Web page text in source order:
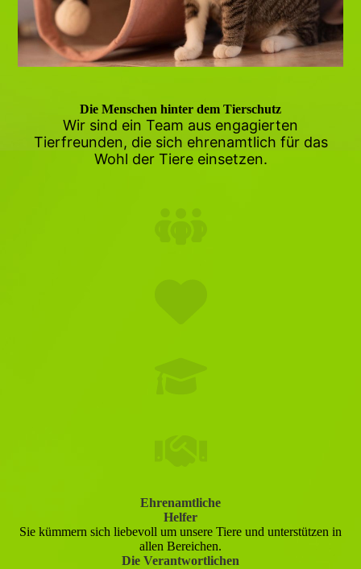
Die Menschen hinter dem Tierschutz
Wir sind ein Team aus engagierten
Tierfreunden, die sich ehrenamtlich für das
Wohl der Tiere einsetzen.
Ehrenamtliche
Helfer
Sie kümmern sich liebevoll um unsere Tiere und unterstützen in
allen Bereichen.
Die Verantwortlichen